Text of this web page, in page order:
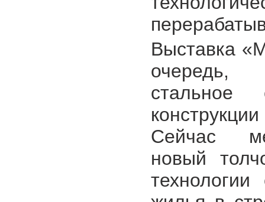
Выставка
очередь,
стальное
Сейчас
новый